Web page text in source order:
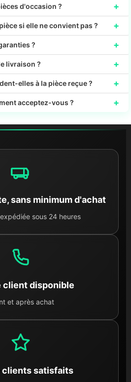
d'occasion ? +
si elle ne convient pas ? +
? +
livraison ? +
elles à la pièce reçue ? +
acceptez-vous ? +
sans minimum d'achat
sous 24 heures
client disponible
et après achat
clients satisfaits